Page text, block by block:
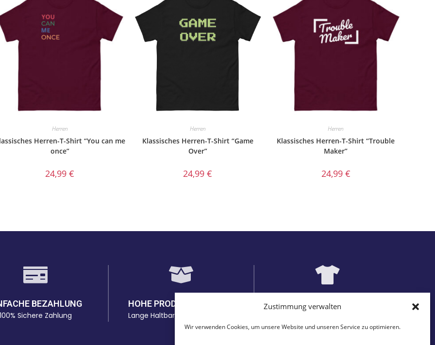
Zustimmung verwalten
Wir verwenden Cookies, um unsere Website und unseren Service zu optimieren.
Herren
Herren-T-Shirt “You can me
once”
24,99€
Herren
Klassisches Herren-T-Shirt “Game
Over”
24,99€
Herren
Klassisches Herren-T-Shirt “Trouble
Maker”
24,99 €
BEZAHLUNG
Sichere Zahlung
HOHE PRODUKTQUALITÄT
Lange Haltbarkeit bei den Prints
EINZIGARTIGE DESIGNS